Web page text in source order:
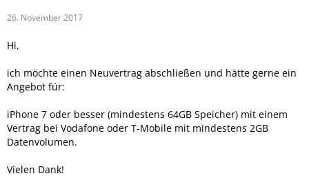
26. November 2017
Hi,
ich möchte einen Neuvertrag abschließen und hätte gerne ein
Angebot für:
iPhone 7 oder besser (mindestens 64GB Speicher) mit einem
Vertrag bei Vodafone oder T-Mobile mit mindestens 2GB
Datenvolumen.
Vielen Dank!